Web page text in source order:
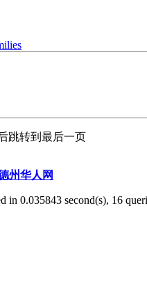
跳转到最后一页
州华人网
in 0.035843 second(s), 16